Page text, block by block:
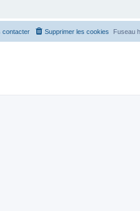
Fuseau
Supprimer les cookies
contacter